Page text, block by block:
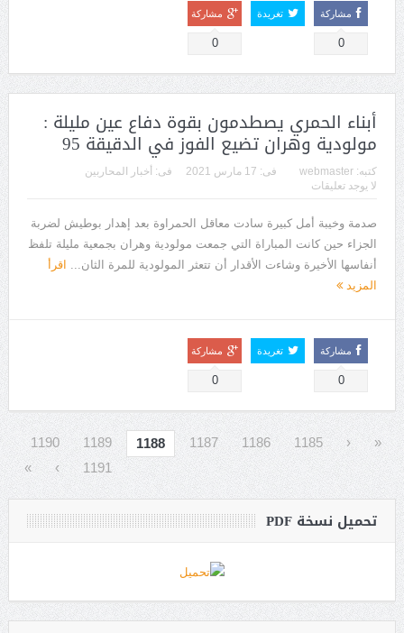
مشاركة
0
تغريدة مشاركة
0
أبناء الحمري يصطدمون بقوة دفاع عين مليلة :
مولودية وهران تضيع الفوز في الدقيقة 95
كتبه: webmaster فى: 17 مارس 2021 فى: أخبار المحاربين
لا يوجد تعليقات
صدمة وخيبة أمل كبيرة سادت معاقل الحمراوة بعد إهدار بوطيش لضربة
الجزاء حين كانت المباراة التي جمعت مولودية وهران بجمعية مليلة تلفظ
أنفاسها الأخيرة وشاءت الأقدار أن تتعثر المولودية للمرة الثان... اقرأ
المزيد
مشاركة
0
تغريدة مشاركة
0
«
‹
1185
1186
1187
1188
1189
1190
1191
›
»
تحميل نسخة PDF